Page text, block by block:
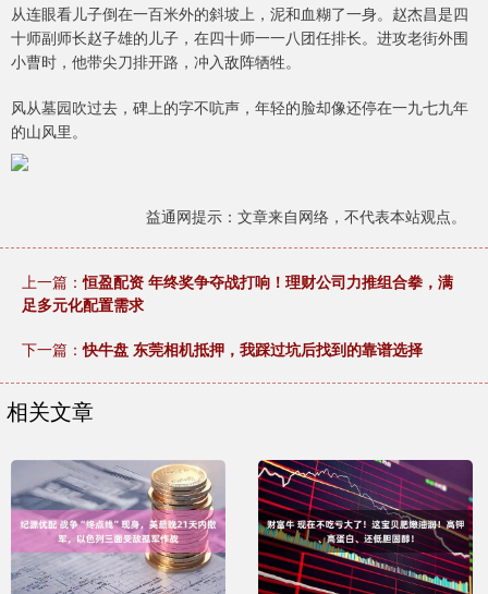
从连眼看儿子倒在一百米外的斜坡上，泥和血糊了一身。赵杰昌是四
十师副师长赵子雄的儿子，在四十师一一八团任排长。进攻老街外围
小曹时，他带尖刀排开路，冲入敌阵牺牲。
风从墓园吹过去，碑上的字不吭声，年轻的脸却像还停在一九七九年
的山风里。
益通网提示：文章来自网络，不代表本站观点。
上一篇：恒盈配资 年终奖争夺战打响！理财公司力推组合拳，满
足多元化配置需求
下一篇：快牛盘 东莞相机抵押，我踩过坑后找到的靠谱选择
相关文章